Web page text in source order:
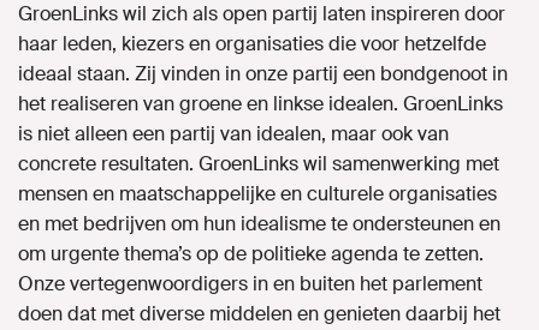
GroenLinks wil zich als open partij laten inspireren door
haar leden, kiezers en organisaties die voor hetzelfde
ideaal staan. Zij vinden in onze partij een bondgenoot in
het realiseren van groene en linkse idealen. GroenLinks
is niet alleen een partij van idealen, maar ook van
concrete resultaten. GroenLinks wil samenwerking met
mensen en maatschappelijke en culturele organisaties
en met bedrijven om hun idealisme te ondersteunen en
om urgente thema’s op de politieke agenda te zetten.
Onze vertegenwoordigers in en buiten het parlement
doen dat met diverse middelen en genieten daarbij het